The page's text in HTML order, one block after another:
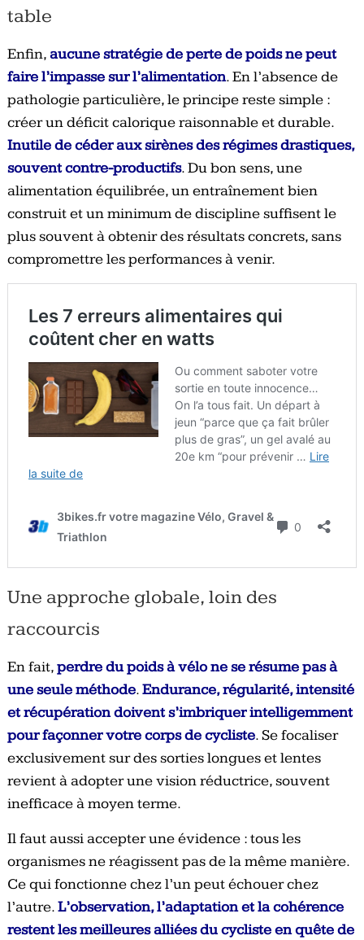
table
Enfin,aucune stratégie de perte de poids ne peut
faire l’impasse sur l’alimentation. En l’absence de
pathologie particulière, le principe reste simple :
créer un déficit calorique raisonnable et durable.
Inutile de céder aux sirènes des régimes drastiques,
souvent contre-productifs. Du bon sens, une
alimentation équilibrée, un entraînement bien
construit et un minimum de discipline suffisent le
plus souvent à obtenir des résultats concrets, sans
compromettre les performances à venir.
Une approche globale, loin des
raccourcis
En fait,perdre du poids à vélo ne se résume pas à
une seule méthode.Endurance, régularité, intensité
et récupération doivent s’imbriquer intelligemment
pour façonner votre corps de cycliste. Se focaliser
exclusivement sur des sorties longues et lentes
revient à adopter une vision réductrice, souvent
inefficace à moyen terme.
Il faut aussi accepter une évidence : tous les
organismes ne réagissent pas de la même manière.
Ce qui fonctionne chez l’un peut échouer chez
l’autre.L’observation, l’adaptation et la cohérence
restent les meilleures alliées du cycliste en quête de